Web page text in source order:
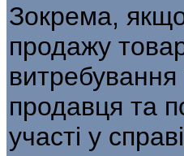
Зокрема,
продажу
продавця та
участі у